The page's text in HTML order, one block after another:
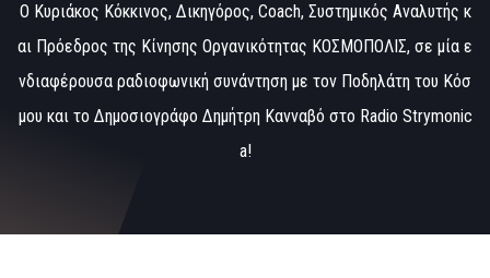
Ο Κυριάκος Κόκκινος, Δικηγόρος, Coach, Συστημικός Αναλυτής κ
αι Πρόεδρος της Κίνησης Οργανικότητας ΚΟΣΜΟΠΟΛΙΣ, σε μία ε
νδιαφέρουσα ραδιοφωνική συνάντηση με τον Ποδηλάτη του Κόσ
μου και το Δημοσιογράφο Δημήτρη Κανναβό στο Radio Strymonic
a!